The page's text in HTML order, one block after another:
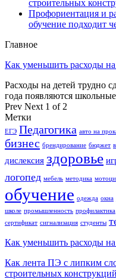
строительных
Профориентация и
обучение подходит
Главное
Как уменьшить расходы
Расходы на детей трудно
года появляются
Prev Next 1 of 2
Метки
ЕГЭ Педагогика авто на
бизнес брендирование бюджет
дислексия здоровье
логопед мебель методика
обучение одежда окна
школе промышленность профилактика
сертификат сигнализация студенты
Как уменьшить расходы
Как лента ПЭ с липким
строительных конструкций